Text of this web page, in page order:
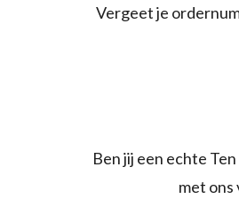
Vergeet je
Ben jij een echte
met ons